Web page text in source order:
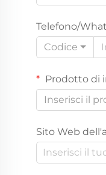
Telefono/
Codice
Prodotto di
Inserisci il
Sito Web